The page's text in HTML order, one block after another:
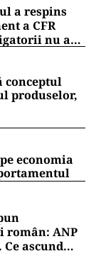
a respins
a CFR
nu au
conceptul
produselor,
economia
ANP
ascund